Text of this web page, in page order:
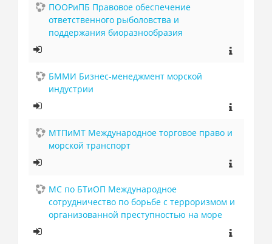
ПООРиПБ Правовое обеспечение
ответственного рыболовства и
поддержания биоразнообразия
БММИ Бизнес-менеджмент морской
индустрии
МТПиМТ Международное торговое право и
морской транспорт
МС по БТиОП Международное
сотрудничество по борьбе с терроризмом и
организованной преступностью на море